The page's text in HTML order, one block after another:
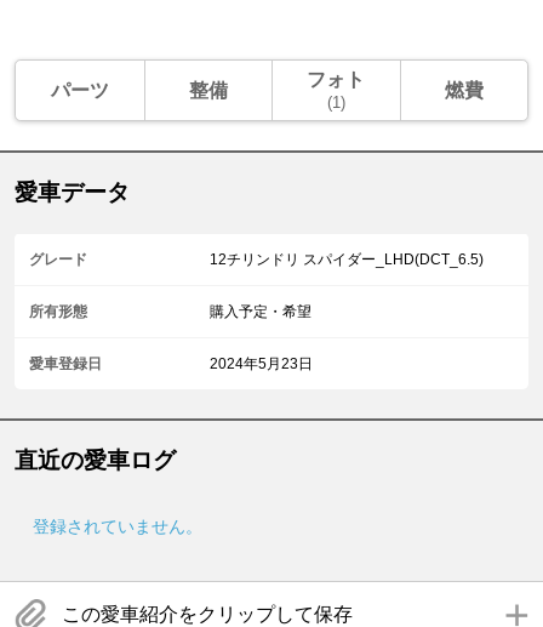
パーツ 整備 フォト
(1)
燃費
愛車データ
グレード 12チリンドリ スパイダー_LHD(DCT_6.5)
所有形態 購入予定・希望
愛車登録日 2024年5月23日
直近の愛車ログ
登録されていません。
この愛車紹介をクリップして保存